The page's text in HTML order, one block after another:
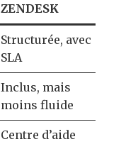
ZENDESK
Structurée, avec
SLA
Inclus, mais
moins fluide
Centre d’aide